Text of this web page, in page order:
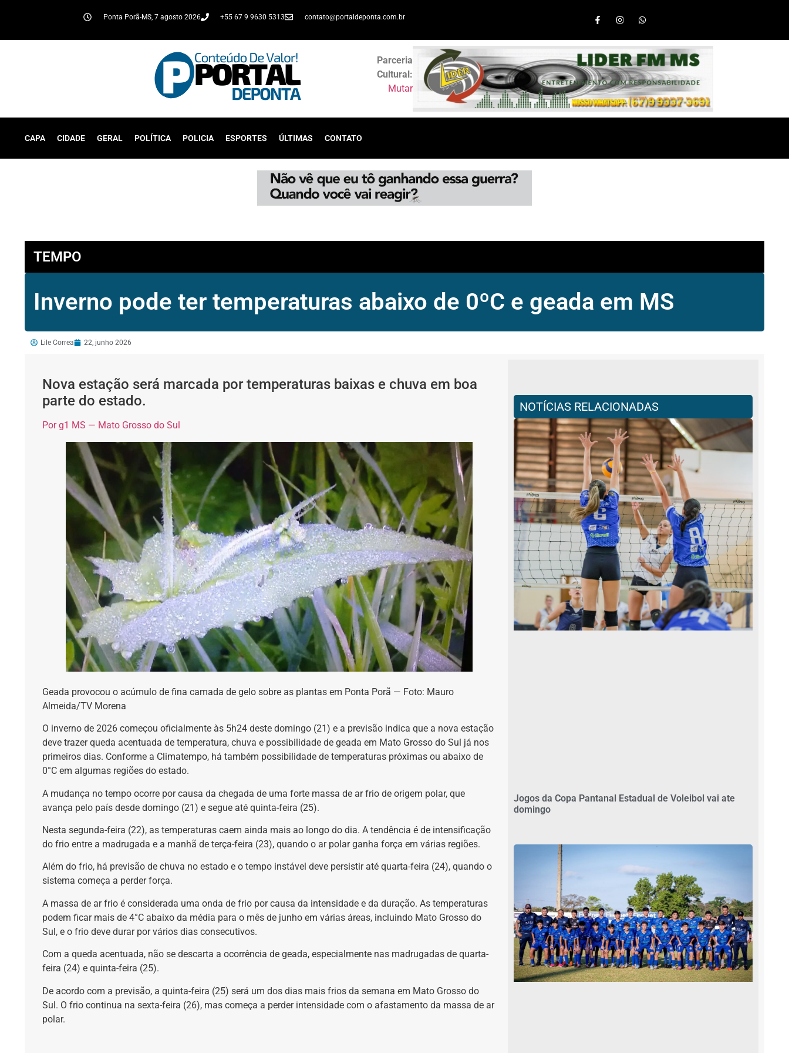
Ponta Porã-MS, 7 agosto 2026 +55 67 9 9630 5313 contato@portaldeponta.com.br
Parceria
Cultural:
Mutar
CAPA CIDADE GERAL POLÍTICA POLICIA ESPORTES ÚLTIMAS CONTATO
TEMPO
Inverno pode ter temperaturas abaixo de 0ºC e geada em MS
Lile Correa 22, junho 2026
Nova estação será marcada por temperaturas baixas e chuva em boa
parte do estado.
Por g1 MS — Mato Grosso do Sul
Geada provocou o acúmulo de fina camada de gelo sobre as plantas em Ponta Porã — Foto: Mauro
Almeida/TV Morena
O inverno de 2026 começou oficialmente às 5h24 deste domingo (21) e a previsão indica que a nova estação
deve trazer queda acentuada de temperatura, chuva e possibilidade de geada em Mato Grosso do Sul já nos
primeiros dias. Conforme a Climatempo, há também possibilidade de temperaturas próximas ou abaixo de
0°C em algumas regiões do estado.
A mudança no tempo ocorre por causa da chegada de uma forte massa de ar frio de origem polar, que
avança pelo país desde domingo (21) e segue até quinta-feira (25).
Nesta segunda-feira (22), as temperaturas caem ainda mais ao longo do dia. A tendência é de intensificação
do frio entre a madrugada e a manhã de terça-feira (23), quando o ar polar ganha força em várias regiões.
Além do frio, há previsão de chuva no estado e o tempo instável deve persistir até quarta-feira (24), quando o
sistema começa a perder força.
A massa de ar frio é considerada uma onda de frio por causa da intensidade e da duração. As temperaturas
podem ficar mais de 4°C abaixo da média para o mês de junho em várias áreas, incluindo Mato Grosso do
Sul, e o frio deve durar por vários dias consecutivos.
Com a queda acentuada, não se descarta a ocorrência de geada, especialmente nas madrugadas de quarta-
feira (24) e quinta-feira (25).
De acordo com a previsão, a quinta-feira (25) será um dos dias mais frios da semana em Mato Grosso do
Sul. O frio continua na sexta-feira (26), mas começa a perder intensidade com o afastamento da massa de ar
polar.
NOTÍCIAS RELACIONADAS
Jogos da Copa Pantanal Estadual de Voleibol vai ate
domingo